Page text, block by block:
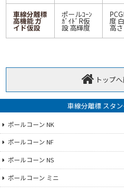
車線分離標
高機能 ガ
イド仮設
ポールｺｰﾝ
ｶﾞｲﾄﾞR仮
設 高輝度
度
高
トップへ
車線分離標 スタ
ポールコーン NK
ポールコーン NF
ポールコーン NS
ポールコーン ミニ